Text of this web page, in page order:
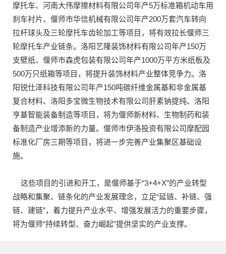
摩托车、河南大伟摩擦材料有限公司年产5万标准箱机动车用
刹车衬片、偃师市华信机械有限公司年产200万套汽车转向
拉杆球头及三轮摩托车齿轮加工等项目，将有效拉长偃师三
轮摩托车产业链条。洛阳艺隆装饰材料有限公司年产150万
支壁纸、偃师市森虎包装有限公司年产1000万平方米纸板及
500万只纸箱等项目，将提升装饰材料产业整体竞争力。洛
阳锐仕泽科技有限公司年产150吨碳纤维金属基和非金属基
复合材料、洛阳多宝微生物技术有限公司肝素钠提纯、洛阳
亨基智能装备制造等项目，将为偃师新材料、生物制药和装
备制造产业增添新的力量。偃师市伊洛投资有限公司摩配园
标准化厂房三期等项目，将进一步完善产业集聚区基础设
施。
这些项目的引进和开工，是偃师基于“3+4+X”的产业转型
战略和集聚、链条化的产业发展理念，立足“延链、补链、强
链、建链”，着力提升产业水平、增强发展活力的重要步骤，
将为偃师“持续转型、奋力崛起”提供坚实的产业支撑。